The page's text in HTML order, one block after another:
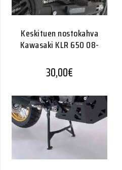
Keskituen nostokahva
Kawasaki KLR 650 08-
30,00€